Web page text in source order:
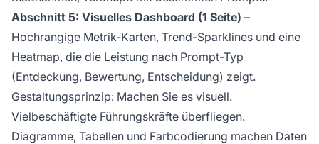
Abschnitt 5: Visuelles Dashboard (1 Seite) –
Hochrangige Metrik-Karten, Trend-Sparklines und eine
Heatmap, die die Leistung nach Prompt-Typ
(Entdeckung, Bewertung, Entscheidung) zeigt.
Gestaltungsprinzip: Machen Sie es visuell.
Vielbeschäftigte Führungskräfte überfliegen.
Diagramme, Tabellen und Farbcodierung machen Daten